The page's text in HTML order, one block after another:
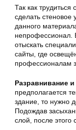
Так как
сделать стеновое
данного
непрофессионал.
отыскать
сайты, где
профессионалам
Разравнивание
предполагается
здание, то нужно
Подождав
слой, после этого